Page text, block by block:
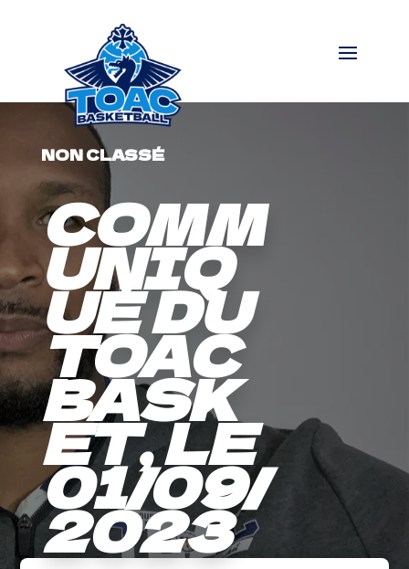
NON CLASSÉ
COMM
UNIQ
UÉ DU
TOAC
BASK
ET, LE
01/09/
2023